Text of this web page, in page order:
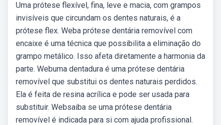
Uma prótese flexível, fina, leve e macia, com grampos
invisíveis que circundam os dentes naturais, é a
prótese flex. Weba prótese dentária removível com
encaixe é uma técnica que possibilita a eliminação do
grampo metálico. Isso afeta diretamente a harmonia da
parte. Webuma dentadura é uma prótese dentária
removível que substitui os dentes naturais perdidos.
Ela é feita de resina acrílica e pode ser usada para
substituir. Websaiba se uma prótese dentária
removível é indicada para si com ajuda profissional.